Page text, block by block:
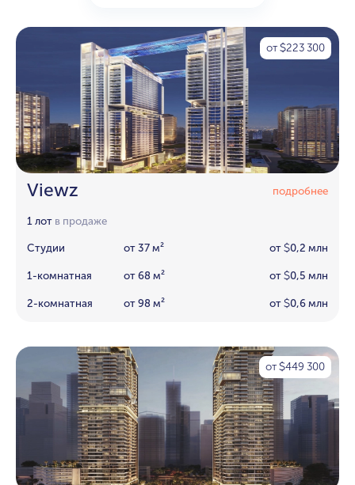
от $223 300
Viewz подробнее
1 лот в продаже
Студии от 37 м² от $0,2 млн
1-комнатная от 68 м² от $0,5 млн
2-комнатная от 98 м² от $0,6 млн
от $449 300